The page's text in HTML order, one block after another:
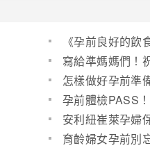
《孕前良好的飲
寫給準媽媽們！
（準備篇）
怎樣做好孕前準
孕前體檢PASS
安利紐崔萊孕婦
月套餐
育齡婦女孕前別